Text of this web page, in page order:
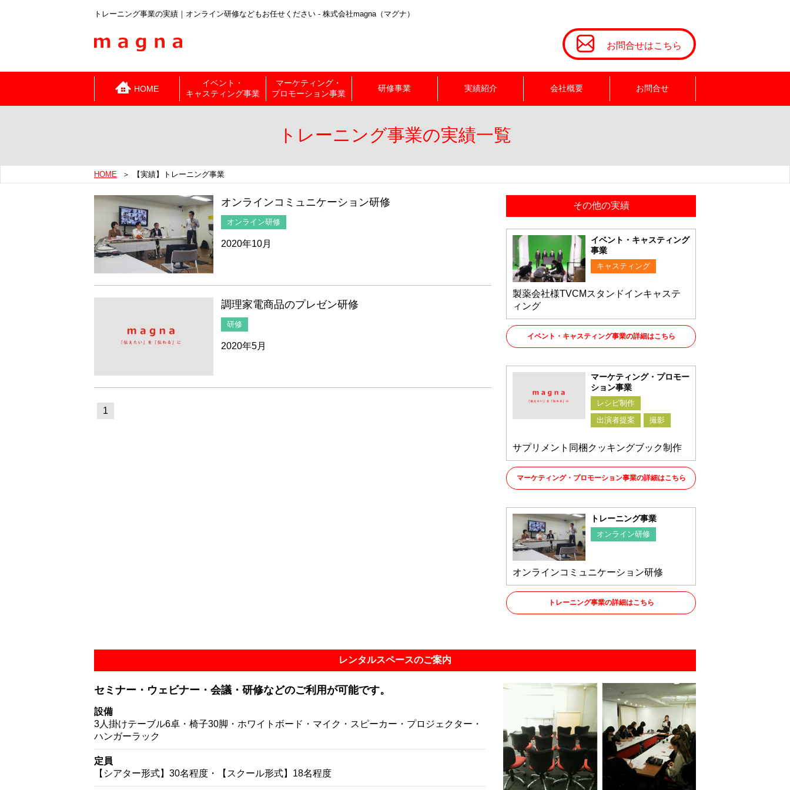
トレーニング事業の実績｜オンライン研修などもお任せください - 株式会社magna（マグナ）
お問合せはこちら
HOME
イベント・
キャスティング事業
マーケティング・
プロモーション事業
研修事業 実績紹介 会社概要 お問合せ
トレーニング事業の実績一覧
HOME 【実績】トレーニング事業
オンラインコミュニケーション研修
オンライン研修
2020年10月
調理家電商品のプレゼン研修
研修
2020年5月
1
その他の実績
イベント・キャスティング
事業
キャスティング
製薬会社様TVCMスタンドインキャステ
ィング
イベント・キャスティング事業の詳細はこちら
マーケティング・プロモー
ション事業
レシピ制作
出演者提案
撮影
サプリメント同梱クッキングブック制作
マーケティング・プロモーション事業の詳細はこちら
トレーニング事業
オンライン研修
オンラインコミュニケーション研修
トレーニング事業の詳細はこちら
レンタルスペースのご案内
セミナー・ウェビナー・会議・研修などのご利用が可能です。
設備
3人掛けテーブル6卓・椅子30脚・ホワイトボード・マイク・スピーカー・プロジェクター・
ハンガーラック
定員
【シアター形式】30名程度・【スクール形式】18名程度